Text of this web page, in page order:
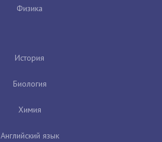
Физика
История
Биология
Химия
Английский язык